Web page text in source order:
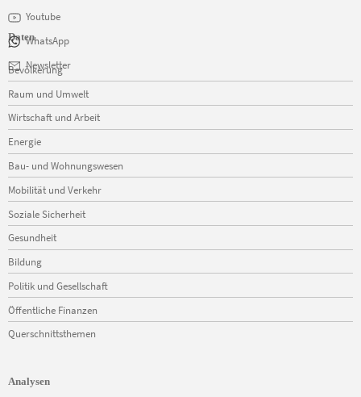
Youtube
WhatsApp
Newsletter
Daten
Navigation
überspringen
Bevölkerung
Raum und Umwelt
Wirtschaft und Arbeit
Energie
Bau- und Wohnungswesen
Mobilität und Verkehr
Soziale Sicherheit
Gesundheit
Bildung
Politik und Gesellschaft
Öffentliche Finanzen
Querschnittsthemen
Analysen